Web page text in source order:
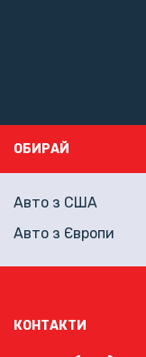
КОНТАКТИ
ОБИРАЙ
Авто з США
Авто з Європи